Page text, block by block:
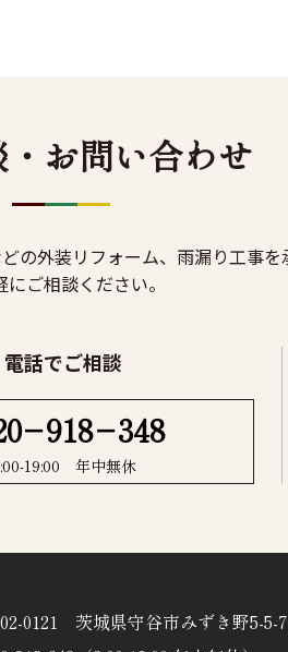
お問い合わせ
の外装リフォーム、雨漏り工事を
にご相談ください。
電話でご相談
19:00 年中無休
0121 茨城県守谷市みずき野5-5-7